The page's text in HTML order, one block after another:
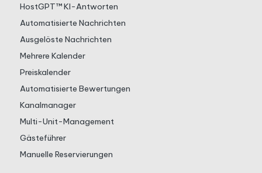
HostGPT™ KI-Antworten
Automatisierte Nachrichten
Ausgelöste Nachrichten
Mehrere Kalender
Preiskalender
Automatisierte Bewertungen
Kanalmanager
Multi-Unit-Management
Gästeführer
Manuelle Reservierungen